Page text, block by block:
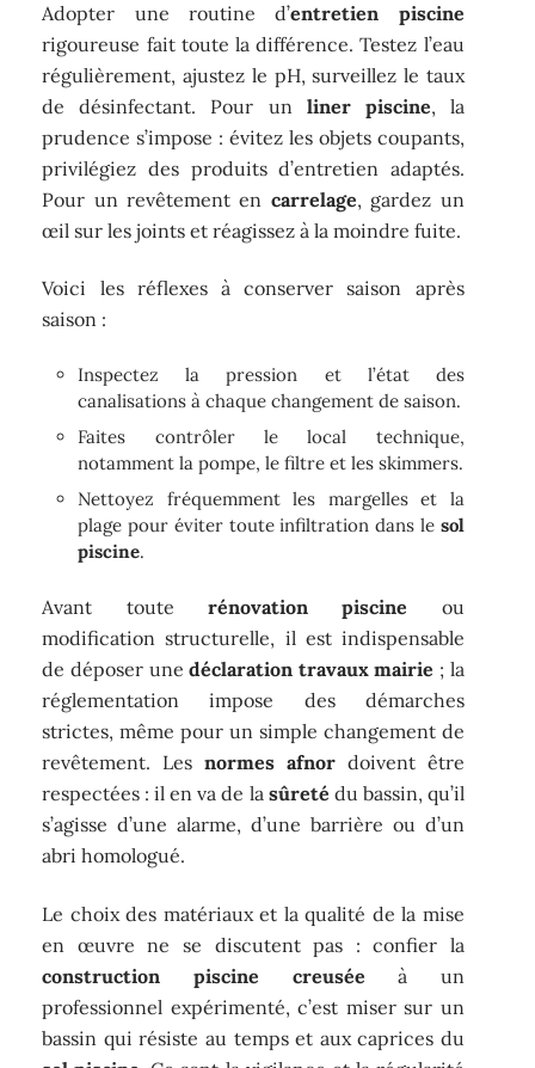
Adopter une routine d’entretien piscine
rigoureuse fait toute la différence. Testez l’eau
régulièrement, ajustez le pH, surveillez le taux
de désinfectant. Pour un liner piscine, la
prudence s’impose : évitez les objets coupants,
privilégiez des produits d’entretien adaptés.
Pour un revêtement en carrelage, gardez un
œil sur les joints et réagissez à la moindre fuite.
Voici les réflexes à conserver saison après
saison :
Inspectez la pression et l’état des
canalisations à chaque changement de saison.
Faites contrôler le local technique,
notamment la pompe, le filtre et les skimmers.
Nettoyez fréquemment les margelles et la
plage pour éviter toute infiltration dans le sol
piscine.
Avant toute rénovation piscine ou
modification structurelle, il est indispensable
de déposer unedéclaration travaux mairie ; la
réglementation impose des démarches
strictes, même pour un simple changement de
revêtement. Lesnormes afnordoivent être
respectées : il en va de la sûreté du bassin, qu’il
s’agisse d’une alarme, d’une barrière ou d’un
abri homologué.
Le choix des matériaux et la qualité de la mise
en œuvre ne se discutent pas : confier la
construction piscine creusée à un
professionnel expérimenté, c’est miser sur un
bassin qui résiste au temps et aux caprices du